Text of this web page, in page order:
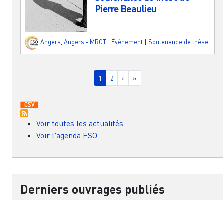
Pierre Beaulieu
Angers Angers - MRGT Événement Soutenance de thèse
Page courante
1 Page
2 Page suivante
› Dernière page
»
Voir toutes les actualités
Voir l'agenda ESO
Derniers ouvrages publiés